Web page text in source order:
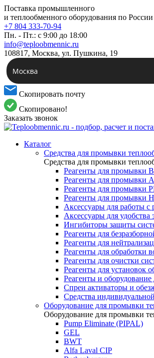
Поставка промышленного
и теплообменного оборудования по России
+7 804 333-70-94
Пн. - Пт.: с 9:00 до 18:00
info@teploobmennic.ru
108817, Москва, ул. Пушкина, 19
Москва
Скопировать почту
Скопировано!
Заказать звонок
Каталог
Средства для промывки
Средства для промывки
Реагенты для промывки
Реагенты для промывки
Реагенты для промывки
Реагенты для промывки
Аксессуары для работы
Аксессуары для
Ингибиторы защиты
Реагенты для
Реагенты для
Реагенты для обработки
Реагенты для очистки
Реагенты для установок
Реагенты и
Спреи активаторы и
Средства
Оборудование для промывки
Оборудование для промывки
Pump Eliminate (PIPAL)
GEL
BWT
Alfa Laval CIP